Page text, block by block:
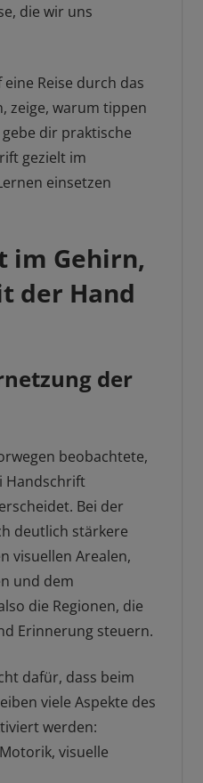
die wir uns
Reise durch das
zeige, warum tippen
dir praktische
gezielt im
einsetzen
im Gehirn,
der Hand
der
beobachtete,
Handschrift
Bei der
deutlich stärkere
visuellen Arealen,
und dem
die Regionen, die
Erinnerung steuern.
dafür, dass beim
viele Aspekte des
werden:
visuelle